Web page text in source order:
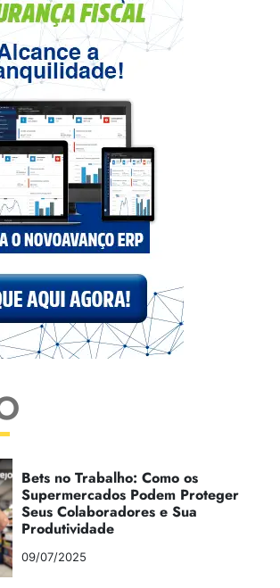
Bets no Trabalho: Como os
Supermercados Podem Proteger
Seus Colaboradores e Sua
Produtividade
09/07/2025